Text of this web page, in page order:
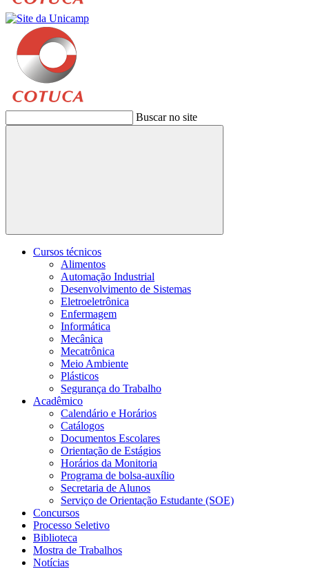
Buscar no site
Buscar
Cursos técnicos
Alimentos
Automação Industrial
Desenvolvimento de Sistemas
Eletroeletrônica
Enfermagem
Informática
Mecânica
Mecatrônica
Meio Ambiente
Plásticos
Segurança do Trabalho
Acadêmico
Calendário e Horários
Catálogos
Documentos Escolares
Orientação de Estágios
Horários da Monitoria
Programa de bolsa-auxílio
Secretaria de Alunos
Serviço de Orientação Estudante (SOE)
Concursos
Processo Seletivo
Biblioteca
Mostra de Trabalhos
Notícias